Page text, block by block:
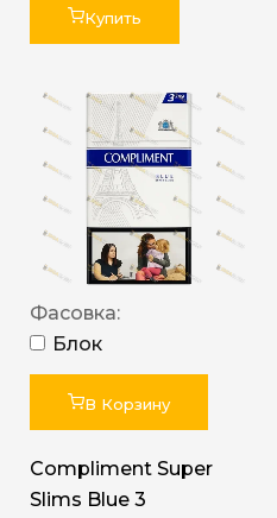
Купить
Фасовка:
Блок
В Корзину
Compliment Super
Slims Blue 3